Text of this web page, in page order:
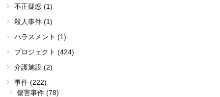
不正疑惑 (1)
殺人事件 (1)
ハラスメント (1)
プロジェクト (424)
介護施設 (2)
事件 (222)
傷害事件 (78)